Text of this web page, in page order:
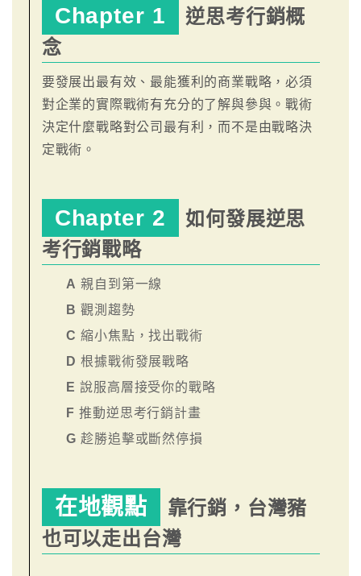
Chapter 1
逆思考行銷概
念
要發展出最有效、最能獲利的商業戰略，必須
對企業的實際戰術有充分的了解與參與。戰術
決定什麼戰略對公司最有利，而不是由戰略決
定戰術。
Chapter 2
如何發展逆思
考行銷戰略
A 親自到第一線
B 觀測趨勢
C 縮小焦點，找出戰術
D 根據戰術發展戰略
E 說服高層接受你的戰略
F 推動逆思考行銷計畫
G 趁勝追擊或斷然停損
在地觀點
靠行銷，台灣豬
也可以走出台灣